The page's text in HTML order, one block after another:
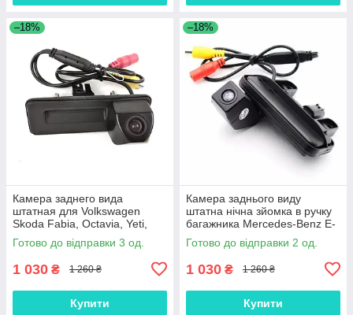
–18%
Камера заднего вида
штатная для Volkswagen
Skoda Fabia, Octavia, Yeti,
Roomster, Audi A1, A2
Готово до відправки 3 од.
1 030 ₴ 1 260 ₴
Купити
–18%
Камера заднього виду
штатна нічна зйомка в ручку
багажника Mercedes-Benz E-
Class W212
Готово до відправки 2 од.
1 030 ₴ 1 260 ₴
Купити